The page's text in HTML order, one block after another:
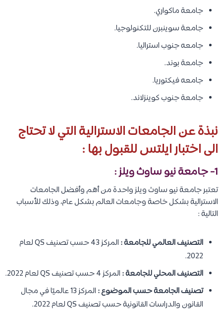
جامعة ماكواري.
جامعة سوينبرن للتكنولوجيا.
جامعه جنوب استراليا.
جامعة بوند.
جامعه فيكتوريا.
جامعة جنوب كوينزلاند.
نبذة عن الجامعات الاسترالية التي لا تحتاج
الى اختبار ايلتس للقبول بها :
1- جامعة نيو ساوث ويلز :
تعتبر جامعة نيو ساوث ويلز واحدة من أهم وأفضل الجامعات
الاسترالية بشكل خاصة وجامعات العالم بشكل عام، وذلك للأسباب
التالية :
التصنيف العالمي للجامعة :
المركز 43 حسب تصنيف QS لعام
2022.
التصنيف المحلي للجامعة : المركز 4 حسب تصنيف QS لعام 2022.
تصنيف الجامعة حسب الموضوع :
المركز 13 عالميًا في مجال
القانون والدراسات القانونية حسب تصنيف QS لعام 2022.